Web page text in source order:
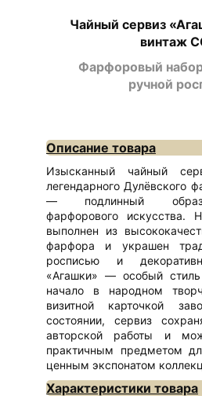
Чайный сервиз
винтаж
Фарфоровый набор
ручной
Описание товара
Изысканный чайный
легендарного Дулёвского
— подлинный
фарфорового искусства.
выполнен из
фарфора и украшен
росписью и
«Агашки» — особый
начало в народном
визитной карточкой
состоянии, сервиз
авторской работы и
практичным предметом
ценным экспонатом
Характеристики товара